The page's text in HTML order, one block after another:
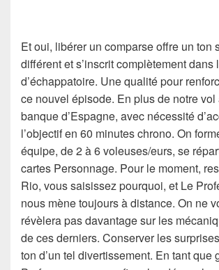
Et oui, libérer un comparse offre un ton
différent et s’inscrit complètement dans
d’échappatoire. Une qualité pour
ce nouvel épisode. En plus de notre
banque d’Espagne, avec nécessité
l’objectif en 60 minutes chrono. On
équipe, de 2 à 6 voleuses/eurs, se
cartes Personnage. Pour le moment,
Rio, vous saisissez pourquoi, et Le
nous mène toujours à distance. On ne
révèlera pas davantage sur les
de ces derniers. Conserver les
ton d’un tel divertissement. En tant que